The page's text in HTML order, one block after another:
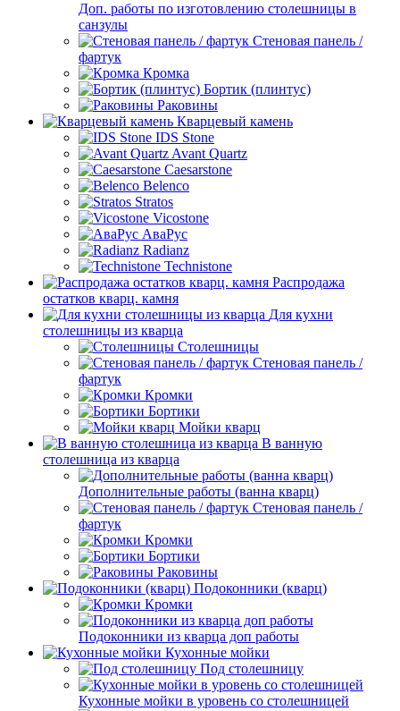
Доп. работы по изготовлению столешницы в
санзулы
Стеновая панель /
фартук
Кромка
Бортик (плинтус)
Раковины
Кварцевый камень
IDS Stone
Avant Quartz
Caesarstone
Belenco
Stratos
Vicostone
АваРус
Radianz
Technistone
Распродажа
остатков кварц. камня
Для кухни
столешницы из кварца
Столешницы
Стеновая панель /
фартук
Кромки
Бортики
Мойки кварц
В ванную
столешница из кварца
Дополнительные работы (ванна кварц)
Стеновая панель /
фартук
Кромки
Бортики
Раковины
Подоконники (кварц)
Кромки
Подоконники из кварца доп работы
Кухонные мойки
Под столешницу
Кухонные мойки в уровень со столешницей